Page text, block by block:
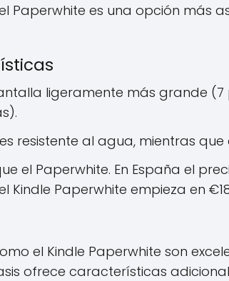
Paperwhite es una opción más
ligeramente más grande
es resistente al agua, mientras
el Paperwhite. En España el
Kindle Paperwhite empieza en
el Kindle Paperwhite son
ofrece características